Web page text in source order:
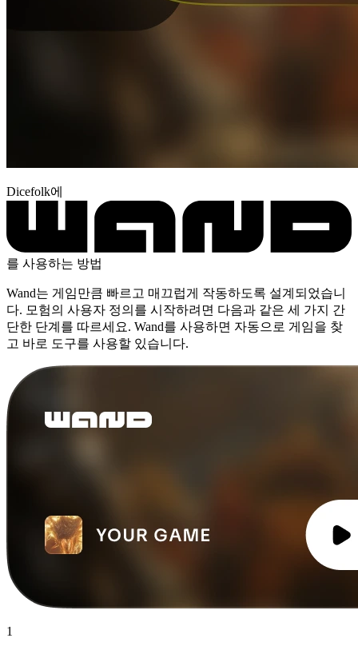
Dicefolk에
를 사용하는 방법
Wand는 게임만큼 빠르고 매끄럽게 작동하도록 설계되었습니
다. 모험의 사용자 정의를 시작하려면 다음과 같은 세 가지 간
단한 단계를 따르세요. Wand를 사용하면 자동으로 게임을 찾
고 바로 도구를 사용할 있습니다.
1